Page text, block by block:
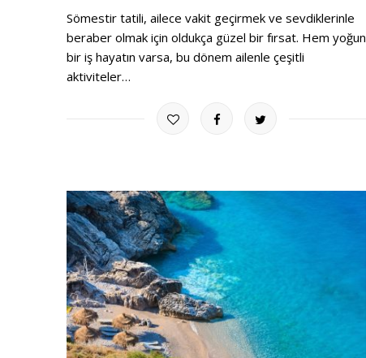
Sömestir tatili, ailece vakit geçirmek ve sevdiklerinle
beraber olmak için oldukça güzel bir fırsat. Hem yoğun
bir iş hayatın varsa, bu dönem ailenle çeşitli
aktiviteler…